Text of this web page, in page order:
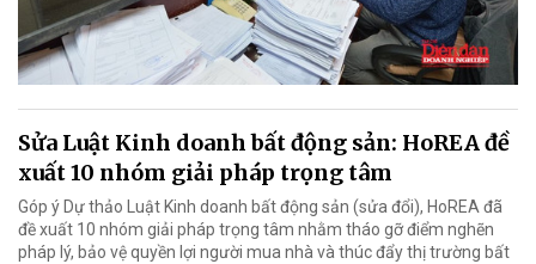
Sửa Luật Kinh doanh bất động sản: HoREA đề
xuất 10 nhóm giải pháp trọng tâm
Góp ý Dự thảo Luật Kinh doanh bất động sản (sửa đổi), HoREA đã
đề xuất 10 nhóm giải pháp trọng tâm nhằm tháo gỡ điểm nghẽn
pháp lý, bảo vệ quyền lợi người mua nhà và thúc đẩy thị trường bất